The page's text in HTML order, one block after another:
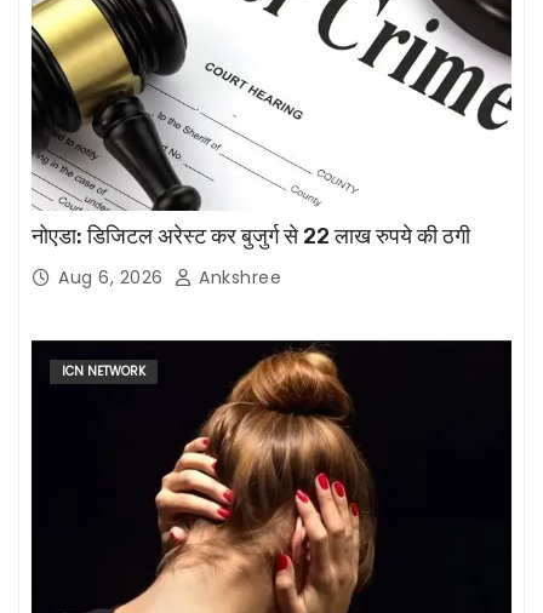
नोएडा: डिजिटल अरेस्ट कर बुजुर्ग से 22 लाख रुपये की ठगी
Aug 6, 2026 Ankshree
ICN NETWORK